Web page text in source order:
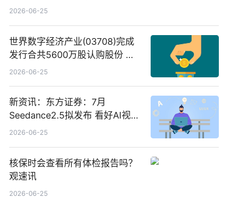
2026-06-25
世界数字经济产业(03708)完成
发行合共5600万股认购股份 净
筹约1007万港元 独家焦点
2026-06-25
新资讯：东方证券：7月
Seedance2.5拟发布 看好AI视频
创作工作流进一步提效
2026-06-25
核保时会查看所有体检报告吗？
观速讯
2026-06-25